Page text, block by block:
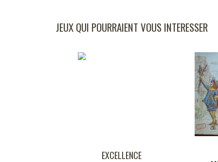
JEUX QUI POURRAIENT VOUS INTERESSER
LES TROIS